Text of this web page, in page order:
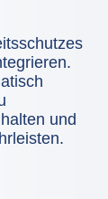
und